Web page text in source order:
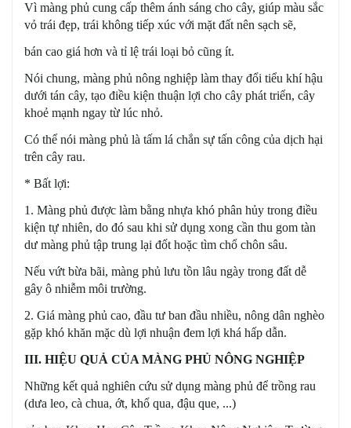
Vì màng phủ cung cấp thêm ánh sáng cho cây, giúp màu sắc
vỏ trái đẹp, trái không tiếp xúc với mặt đất nên sạch sẽ,
bán cao giá hơn và tỉ lệ trái loại bỏ cũng ít.
Nói chung, màng phủ nông nghiệp làm thay đổi tiểu khí hậu
dưới tán cây, tạo điều kiện thuận lợi cho cây phát triển, cây
khoẻ mạnh ngay từ lúc nhỏ.
Có thể nói màng phủ là tấm lá chắn sự tấn công của dịch hại
trên cây rau.
* Bất lợi:
1. Màng phủ được làm bằng nhựa khó phân hủy trong điều
kiện tự nhiên, do đó sau khi sử dụng xong cần thu gom tàn
dư màng phủ tập trung lại đốt hoặc tìm chổ chôn sâu.
Nếu vứt bừa bãi, màng phủ lưu tồn lâu ngày trong đất dễ
gây ô nhiễm môi trường.
2. Giá màng phủ cao, đầu tư ban đầu nhiều, nông dân nghèo
gặp khó khăn mặc dù lợi nhuận đem lợi khá hấp dẫn.
III. HIỆU QUẢ CỦA MÀNG PHỦ NÔNG NGHIỆP
Những kết quả nghiên cứu sử dụng màng phủ để trồng rau
(dưa leo, cà chua, ớt, khổ qua, đậu que, ...)